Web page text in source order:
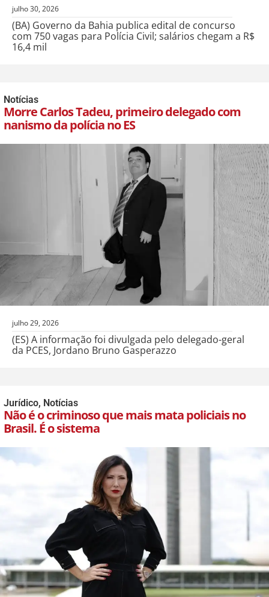
julho 30, 2026
(BA) Governo da Bahia publica edital de concurso
com 750 vagas para Polícia Civil; salários chegam a R$
16,4 mil
Notícias
Morre Carlos Tadeu, primeiro delegado com
nanismo da polícia no ES
julho 29, 2026
(ES) A informação foi divulgada pelo delegado-geral
da PCES, Jordano Bruno Gasperazzo
Jurídico, Notícias
Não é o criminoso que mais mata policiais no
Brasil. É o sistema